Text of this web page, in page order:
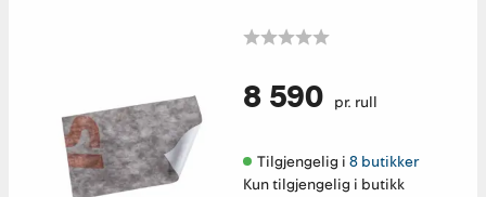
8 590 pr. rull
Tilgjengelig i 8 butikker
Kun tilgjengelig i butikk